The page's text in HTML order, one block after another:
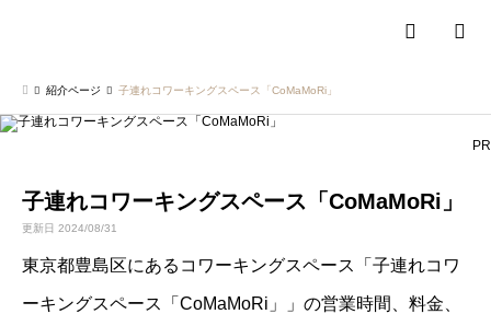
紹介ページ 子連れコワーキングスペース「CoMaMoRi」
PR
子連れコワーキングスペース「CoMaMoRi」
更新日 2024/08/31
東京都豊島区にあるコワーキングスペース「子連れコワ
ーキングスペース「CoMaMoRi」」の営業時間、料金、